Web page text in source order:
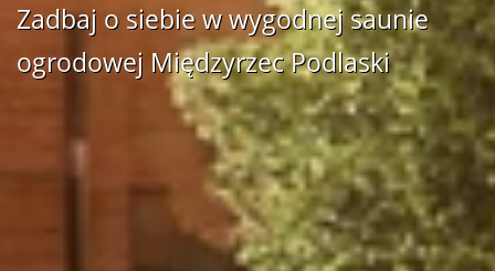
Zadbaj o siebie w wygodnej saunie
ogrodowej Międzyrzec Podlaski